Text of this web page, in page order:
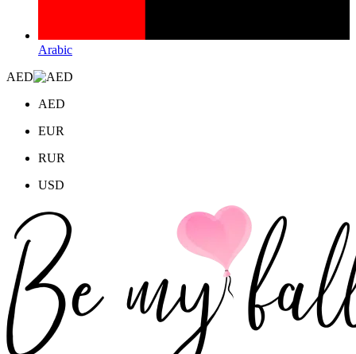
Arabic
AED
AED
EUR
RUR
USD